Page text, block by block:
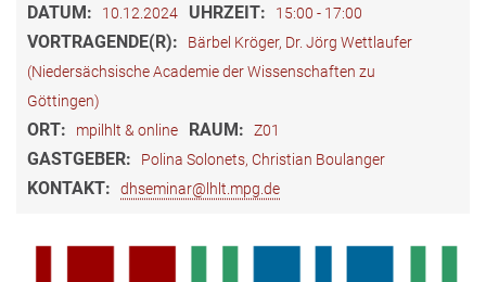
DATUM: 10.12.2024 UHRZEIT: 15:00 - 17:00
VORTRAGENDE(R):
Bärbel Kröger, Dr. Jörg Wettlaufer
(Niedersächsische Academie der Wissenschaften zu
Göttingen)
ORT: mpilhlt & online RAUM: Z01
GASTGEBER: Polina Solonets, Christian Boulanger
KONTAKT: dhseminar@lhlt.mpg.de